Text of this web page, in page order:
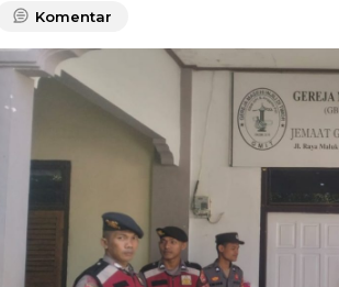
Komentar